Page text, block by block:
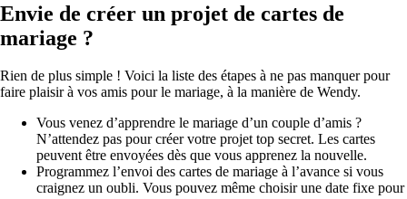
Envie de créer un projet de cartes de
mariage ?
Rien de plus simple ! Voici la liste des étapes à ne pas manquer pour
faire plaisir à vos amis pour le mariage, à la manière de Wendy.
Vous venez d’apprendre le mariage d’un couple d’amis ?
N’attendez pas pour créer votre projet top secret. Les cartes
peuvent être envoyées dès que vous apprenez la nouvelle.
Programmez l’envoi des cartes de mariage à l’avance si vous
craignez un oubli. Vous pouvez même choisir une date fixe pour